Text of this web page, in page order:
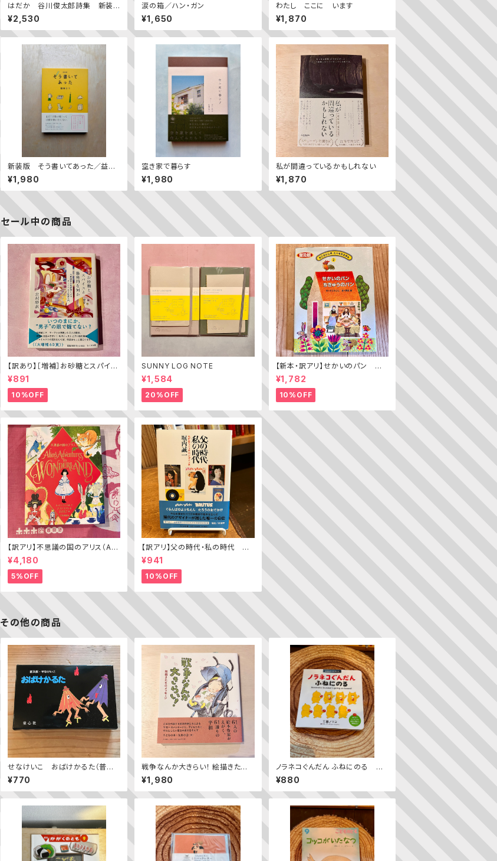
はだか 谷川俊太郎詩集 新装
版
¥2,530
涙の箱／ハン・ガン
¥1,650
わたし ここに います
¥1,870
新装版 そう書いてあった／益田
ミリ
¥1,980
空き家で暮らす
¥1,980
私が間違っているかもしれない
¥1,870
セール中の商品
【訳あり】［増補］お砂糖とスパイス
と爆発的な何か ——不真面目な
批評家によるフェミニスト批評入門
¥891
10%OFF
SUNNY LOG NOTE
¥1,584
20%OFF
【新本・訳アリ】せかいのパン ちき
ゅうのパン（普及版 かこさとし
¥1,782
10%OFF
【訳アリ】不思議の国のアリス（Alic
e’s Adventures in WONDERL
AND）
¥4,180
5%OFF
【訳アリ】父の時代・私の時代 ─
わがエディトリアル・デザイン史
¥941
10%OFF
その他の商品
せなけいこ おばけかるた（普及
版）
¥770
戦争なんか大きらい！ 絵描きたち
のメッセージ
¥1,980
ノラネコぐんだん ふねにのる No
raneko Gundan’s going on b
oard!
¥880